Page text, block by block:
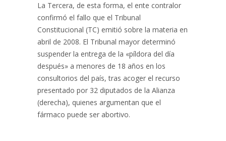
La Tercera, de esta forma, el ente contralor
confirmó el fallo que el Tribunal
Constitucional (TC) emitió sobre la materia en
abril de 2008. El Tribunal mayor determinó
suspender la entrega de la «píldora del día
después» a menores de 18 años en los
consultorios del país, tras acoger el recurso
presentado por 32 diputados de la Alianza
(derecha), quienes argumentan que el
fármaco puede ser abortivo.